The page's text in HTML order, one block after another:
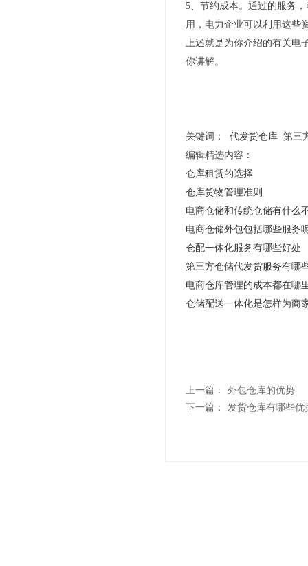
5、节约成本。通过的服务
用，电力企业可以利用这些
上述就是为你介绍的有关电
你讲解。
关键词： 代发货仓库 第三
编辑精选内容：
仓库租赁的选择
仓库货物管理准则
电商仓储和传统仓储有什么
电商仓储外包包括哪些服务
仓配一体化服务有哪些好处
第三方仓储代发货服务有哪
电商仓库管理的成本都在哪
仓储配送一体化是怎样为商
上一篇：
外包仓库的优势
下一篇：
发货仓库有哪些优